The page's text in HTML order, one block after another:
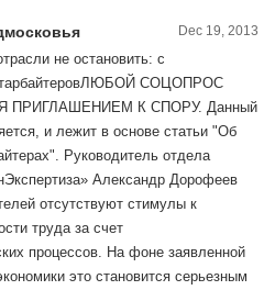
Dec 19, 2013
не остановить: с
СОЦОПРОС
ПРИГЛАШЕНИЕМ К СПОРУ. Данный
и лежит в основе статьи "Об
Руководитель отдела
Александр Дорофеев
отсутствуют стимулы к
труда за счет
процессов. На фоне заявленной
это становится серьезным